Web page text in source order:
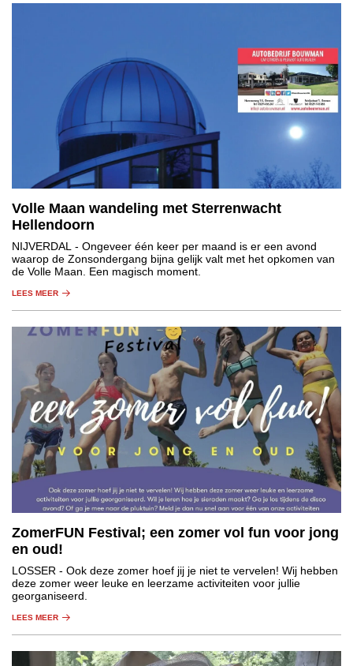
Volle Maan wandeling met Sterrenwacht
Hellendoorn
NIJVERDAL - Ongeveer één keer per maand is er een avond
waarop de Zonsondergang bijna gelijk valt met het opkomen van
de Volle Maan. Een magisch moment.
LEES MEER
ZomerFUN Festival; een zomer vol fun voor jong
en oud!
LOSSER - Ook deze zomer hoef jij je niet te vervelen! Wij hebben
deze zomer weer leuke en leerzame activiteiten voor jullie
georganiseerd.
LEES MEER